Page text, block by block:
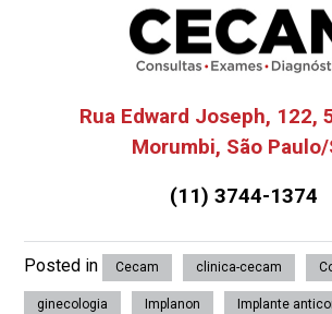
Rua Edward Joseph, 122,
Morumbi, São Paulo/
(11) 3744-1374
Posted in Cecam clinica-cecam
ginecologia Implanon Implante